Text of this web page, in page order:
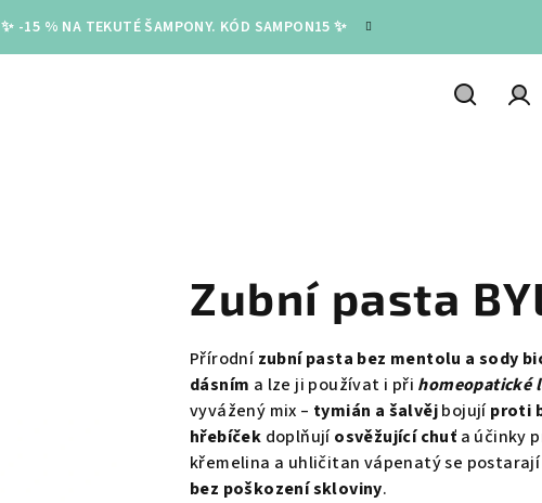
✨ -15 % NA TEKUTÉ ŠAMPONY. KÓD SAMPON15 ✨
Zubní pasta
Přírodnízubní pasta bez mentolu a sody
dásním a lze ji používat i při homeopatické
vyvážený mix – tymián a šalvějbojujíproti
hřebíček doplňujíosvěžující chuť a účinky
křemelina a uhličitan vápenatý se
bez poškození skloviny.